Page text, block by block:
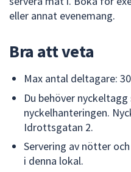
eller annat evenemang.
Bra att veta
Max antal deltagare:
Du behöver nyckeltagg
nyckelhanteringen.
Idrottsgatan 2.
Servering av nötter
i denna lokal.